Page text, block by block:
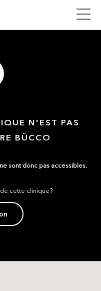
N'EST PAS
BÜCCO
sont donc pas accessibles.
cette clinique?